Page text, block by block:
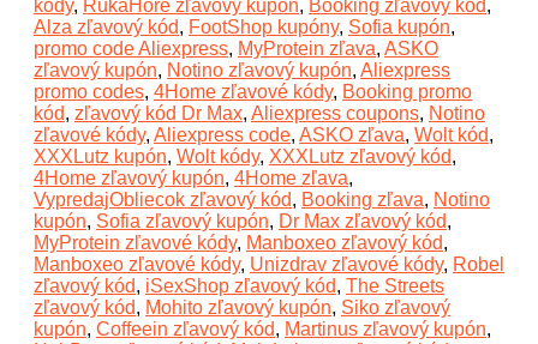
kódy, RukaHore zľavový kupón, Booking zľavový kód,
Alza zľavový kód, FootShop kupóny, Sofia kupón,
promo code Aliexpress, MyProtein zľava, ASKO
zľavový kupón, Notino zľavový kupón, Aliexpress
promo codes, 4Home zľavové kódy, Booking promo
kód, zľavový kód Dr Max, Aliexpress coupons, Notino
zľavové kódy, Aliexpress code, ASKO zľava, Wolt kód,
XXXLutz kupón, Wolt kódy, XXXLutz zľavový kód,
4Home zľavový kupón, 4Home zľava,
VypredajObliecok zľavový kód, Booking zľava, Notino
kupón, Sofia zľavový kupón, Dr Max zľavový kód,
MyProtein zľavové kódy, Manboxeo zľavový kód,
Manboxeo zľavové kódy, Unizdrav zľavové kódy, Robel
zľavový kód, iSexShop zľavový kód, The Streets
zľavový kód, Mohito zľavový kupón, Siko zľavový
kupón, Coffeein zľavový kód, Martinus zľavový kupón,